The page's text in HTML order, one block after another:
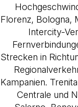
Florenz, Bologna,
Intercity-
Strecken in
Kampanien.
Centrale und